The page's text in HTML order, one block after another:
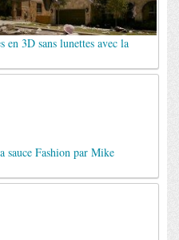
en 3D sans lunettes avec la
sauce Fashion par Mike